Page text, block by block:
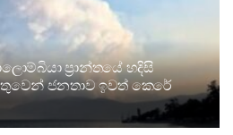
ප්‍රාන්තයේ හදිසි
ජනතාව ඉවත් කෙරේ